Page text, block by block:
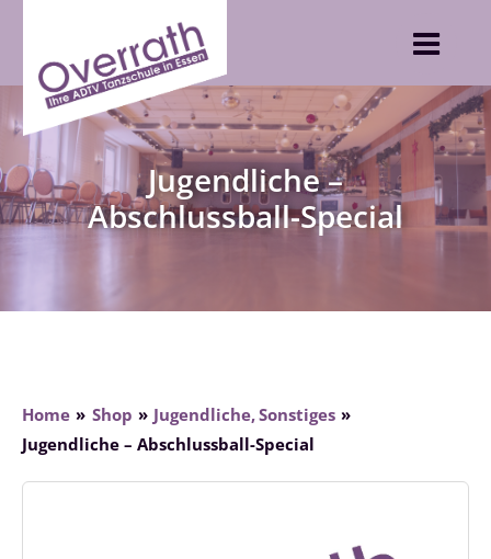
content
Jugendliche –
Abschlussball-Special
Home Shop Jugendliche Sonstiges
Jugendliche – Abschlussball-Special